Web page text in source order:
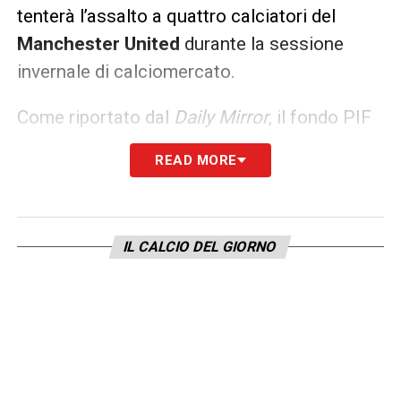
tenterà l’assalto a quattro calciatori del
Manchester United durante la sessione
invernale di calciomercato.
Come riportato dal Daily Mirror, il fondo PIF
cercherà di completare i trasferimenti di
Donny van de Beek, Jesse Lingard,
LA PLAYLIST DELLE NOSTRE TOP NEWS
READ MORE
IL CALCIO DEL GIORNO